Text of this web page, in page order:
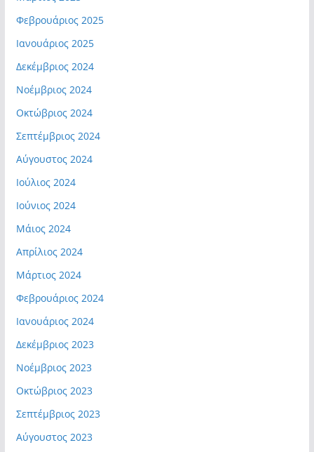
Φεβρουάριος 2025
Ιανουάριος 2025
Δεκέμβριος 2024
Νοέμβριος 2024
Οκτώβριος 2024
Σεπτέμβριος 2024
Αύγουστος 2024
Ιούλιος 2024
Ιούνιος 2024
Μάιος 2024
Απρίλιος 2024
Μάρτιος 2024
Φεβρουάριος 2024
Ιανουάριος 2024
Δεκέμβριος 2023
Νοέμβριος 2023
Οκτώβριος 2023
Σεπτέμβριος 2023
Αύγουστος 2023